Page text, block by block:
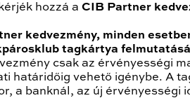
hozzá a CIB Partner
kedvezmény, minden
tagkártya
csak az érvényességi
határidőig vehető igénybe. A
a banknál, az új érvényességi